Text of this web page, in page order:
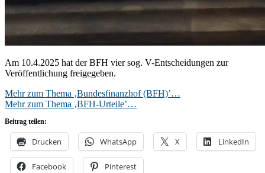
Am 10.4.2025 hat der BFH vier sog. V-Entscheidungen zur
Veröffentlichung freigegeben.
Mehr zum Thema ‚Bundesfinanzhof (BFH)’…
Mehr zum Thema ‚BFH-Urteile’…
Beitrag teilen:
Drucken WhatsApp X LinkedIn
Facebook Pinterest